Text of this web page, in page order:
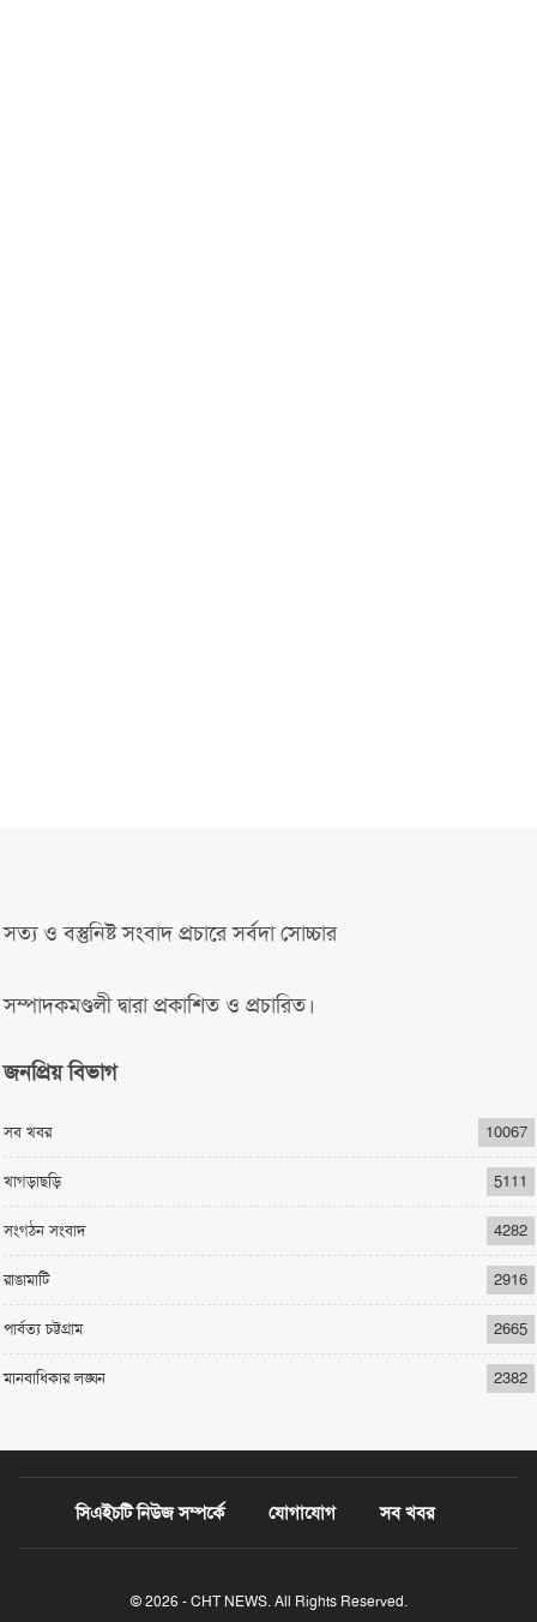
সত্য ও বস্তুনিষ্ট সংবাদ প্রচারে সর্বদা সোচ্চার
সম্পাদকমণ্ডলী দ্বারা প্রকাশিত ও প্রচারিত।
জনপ্রিয় বিভাগ
সব খবর 10067
খাগড়াছড়ি 5111
সংগঠন সংবাদ 4282
রাঙামাটি 2916
পার্বত্য চট্টগ্রাম 2665
মানবাধিকার লঙ্ঘন 2382
সিএইচটি নিউজ সম্পর্কে যোগাযোগ সব খবর
© 2026 - CHT NEWS. All Rights Reserved.